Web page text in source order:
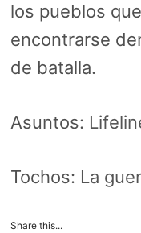
los pueblos
encontrarse
de batalla.
Asuntos:
Tochos: La
Share this...